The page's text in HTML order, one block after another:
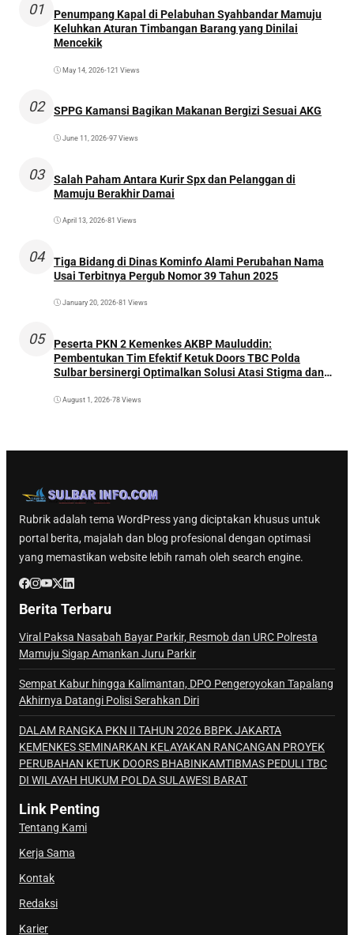
01
Penumpang Kapal di Pelabuhan Syahbandar Mamuju
Keluhkan Aturan Timbangan Barang yang Dinilai
Mencekik
May 14, 2026•121 Views
02 SPPG Kamansi Bagikan Makanan Bergizi Sesuai AKG
June 11, 2026•97 Views
03
Salah Paham Antara Kurir Spx dan Pelanggan di
Mamuju Berakhir Damai
April 13, 2026•81 Views
04
Tiga Bidang di Dinas Kominfo Alami Perubahan Nama
Usai Terbitnya Pergub Nomor 39 Tahun 2025
January 20, 2026•81 Views
05
Peserta PKN 2 Kemenkes AKBP Mauluddin:
Pembentukan Tim Efektif Ketuk Doors TBC Polda
Sulbar bersinergi Optimalkan Solusi Atasi Stigma dan
August 1, 2026•78 Views
Rubrik adalah tema WordPress yang diciptakan khusus untuk
portal berita, majalah dan blog profesional dengan optimasi
yang memastikan website lebih ramah oleh search engine.
Berita Terbaru
Viral Paksa Nasabah Bayar Parkir, Resmob dan URC Polresta
Mamuju Sigap Amankan Juru Parkir
Sempat Kabur hingga Kalimantan, DPO Pengeroyokan Tapalang
Akhirnya Datangi Polisi Serahkan Diri
DALAM RANGKA PKN II TAHUN 2026 BBPK JAKARTA
KEMENKES SEMINARKAN KELAYAKAN RANCANGAN PROYEK
PERUBAHAN KETUK DOORS BHABINKAMTIBMAS PEDULI TBC
DI WILAYAH HUKUM POLDA SULAWESI BARAT
Link Penting
Tentang Kami
Kerja Sama
Kontak
Redaksi
Karier